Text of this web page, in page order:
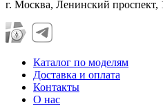
г. Москва, Ленинский проспект,
Каталог по моделям
Доставка и оплата
Контакты
О нас